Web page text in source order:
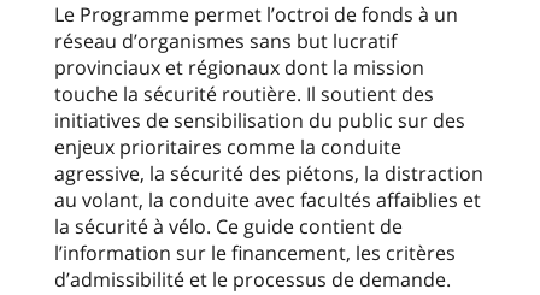
Le Programme permet l’octroi de fonds à un
réseau d’organismes sans but lucratif
provinciaux et régionaux dont la mission
touche la sécurité routière. Il soutient des
initiatives de sensibilisation du public sur des
enjeux prioritaires comme la conduite
agressive, la sécurité des piétons, la distraction
au volant, la conduite avec facultés affaiblies et
la sécurité à vélo. Ce guide contient de
l’information sur le financement, les critères
d’admissibilité et le processus de demande.